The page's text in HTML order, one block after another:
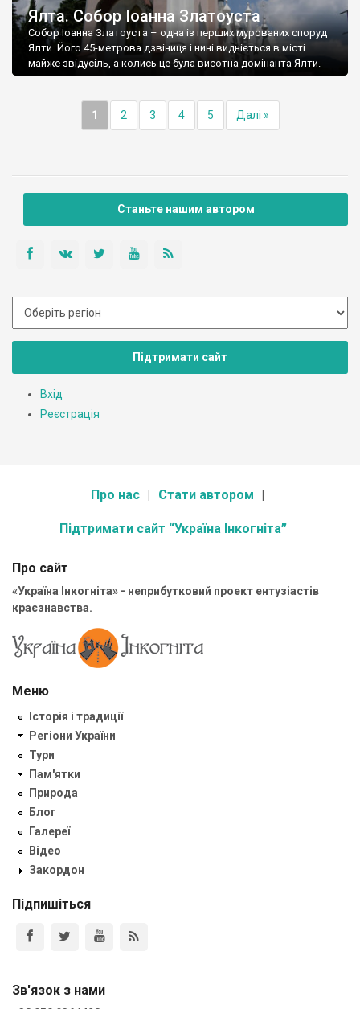
Ялта. Собор Іоанна Златоуста
Собор Іоанна Златоуста – одна із перших мурованих споруд
Ялти. Його 45-метрова дзвіниця і нині видніється в місті
майже звідусіль, а колись це була висотна домінанта Ялти.
1 2 3 4 5 Далі »
Станьте нашим автором
Підтримати сайт
Вхід
Реєстрація
Про нас Стати автором
Підтримати сайт “Україна Інкогніта”
Про сайт
«Україна Інкогніта» - неприбутковий проект ентузіастів
краєзнавства.
Меню
Історія і традиції
Регіони України
Тури
Пам'ятки
Природа
Блог
Галереї
Відео
Закордон
Підпишіться
Зв'язок з нами